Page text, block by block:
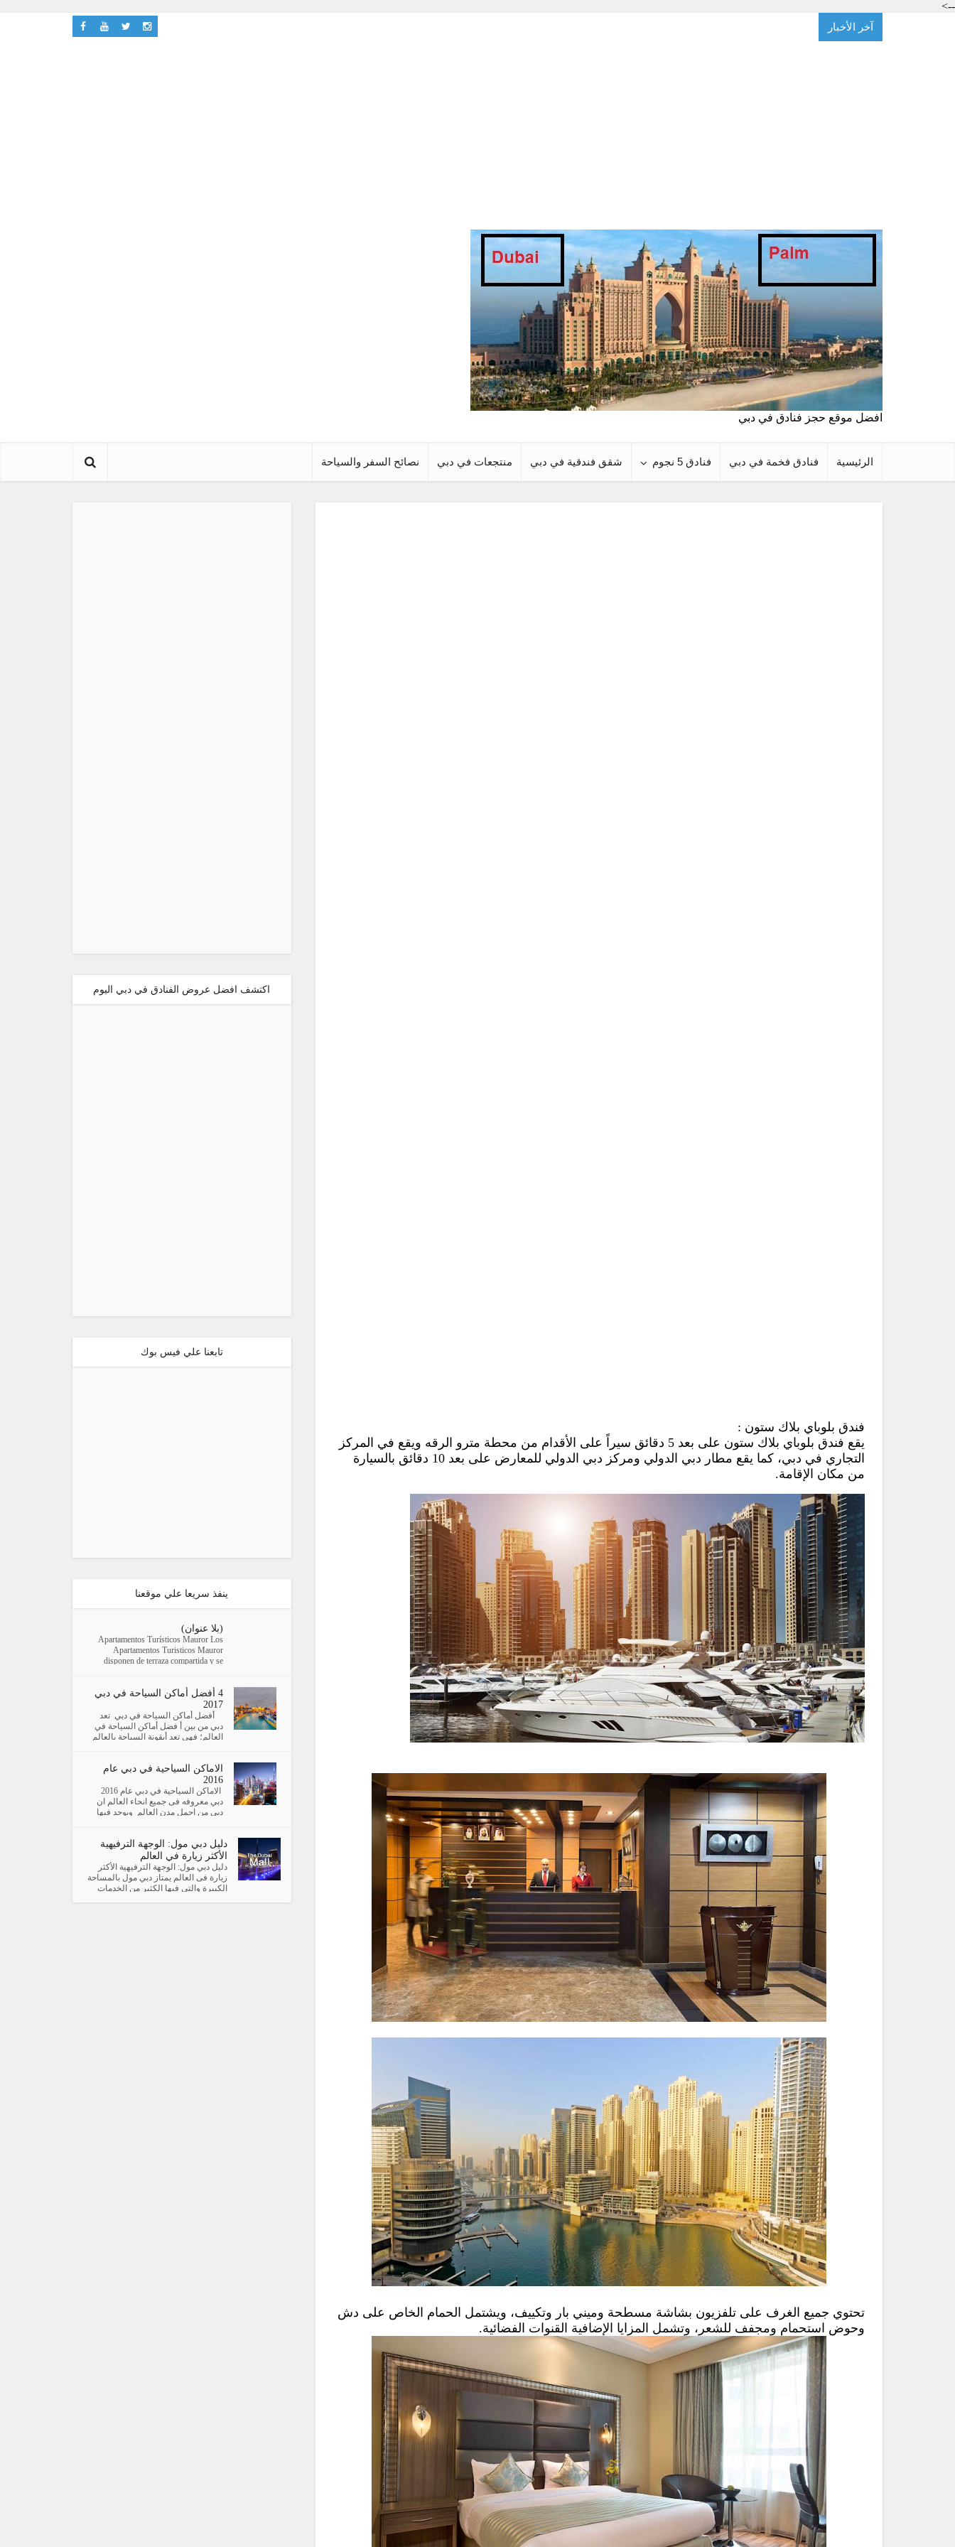
-->
آخر الأخبار
افضل موقع حجز فنادق في دبي
الرئيسية فنادق فخمة في دبي فنادق 5 نجوم شقق فندقية في دبي منتجعات في دبي نصائح السفر والسياحة
فندق بلوباي بلاك ستون :
يقع فندق بلوباي بلاك ستون على بعد 5 دقائق سيراً على الأقدام من محطة مترو الرقه ويقع في المركز
التجاري في دبي، كما يقع مطار دبي الدولي ومركز دبي الدولي للمعارض على بعد 10 دقائق بالسيارة
من مكان الإقامة.
تحتوي جميع الغرف على تلفزيون بشاشة مسطحة وميني بار وتكييف، ويشتمل الحمام الخاص على دش
وحوض استحمام ومجفف للشعر، وتشمل المزايا الإضافية القنوات الفضائية.
اكتشف افضل عروض الفنادق في دبي اليوم
تابعنا علي فيس بوك
ينفذ سريعا علي موقعنا
(بلا عنوان)
Apartamentos Turísticos Mauror Los
Apartamentos Turisticos Mauror
disponen de terraza compartida y se
4 أفضل أماكن السياحة في دبي
2017
أفضل أماكن السياحة في دبي تعد
دبي من بين أ فضل أماكن السياحة في
العالم؛ فهي تعد أيقونة السياحة بالعالم
الاماكن السياحية في دبي عام
2016
الاماكن السياحية في دبي عام 2016
دبي معروفه فى جميع انحاء العالم ان
دبي من اجمل مدن العالم ويوجد فيها
دليل دبي مول: الوجهة الترفيهية
الأكثر زيارة في العالم
دليل دبي مول: الوجهة الترفيهية الأكثر
زيارة فى العالم يمتاز دبي مول بالمساحة
الكبيرة والتى فيها الكثير من الخدمات